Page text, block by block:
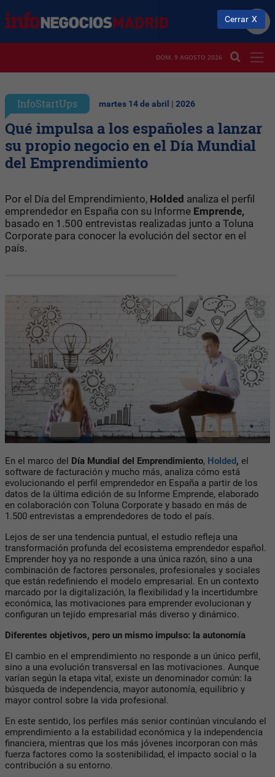
DOM. 9 AGOSTO 2026
InfoStartUps martes 14 de abril | 2026
Qué impulsa a los españoles a lanzar
su propio negocio en el Día Mundial
del Emprendimiento
Por el Día del Emprendimiento, Holded analiza el perfil
emprendedor en España con su Informe Emprende,
basado en 1.500 entrevistas realizadas junto a Toluna
Corporate para conocer la evolución del sector en el
país.
En el marco del Día Mundial del Emprendimiento, Holded, el
software de facturación y mucho más, analiza cómo está
evolucionando el perfil emprendedor en España a partir de los
datos de la última edición de su Informe Emprende, elaborado
en colaboración con Toluna Corporate y basado en más de
1.500 entrevistas a emprendedores de todo el país.
Lejos de ser una tendencia puntual, el estudio refleja una
transformación profunda del ecosistema emprendedor español.
Emprender hoy ya no responde a una única razón, sino a una
combinación de factores personales, profesionales y sociales
que están redefiniendo el modelo empresarial. En un contexto
marcado por la digitalización, la flexibilidad y la incertidumbre
económica, las motivaciones para emprender evolucionan y
configuran un tejido empresarial más diverso y dinámico.
Diferentes objetivos, pero un mismo impulso: la autonomía
El cambio en el emprendimiento no responde a un único perfil,
sino a una evolución transversal en las motivaciones. Aunque
varían según la etapa vital, existe un denominador común: la
búsqueda de independencia, mayor autonomía, equilibrio y
mayor control sobre la vida profesional.
En este sentido, los perfiles más senior continúan vinculando el
emprendimiento a la estabilidad económica y la independencia
financiera, mientras que los más jóvenes incorporan con más
fuerza factores como la sostenibilidad, el impacto social o la
contribución a su entorno.
Cerrar